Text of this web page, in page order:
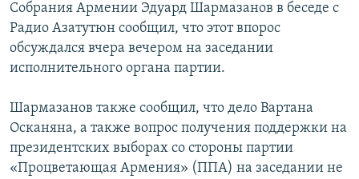
Собрания Армении Эдуард Шармазанов в беседе с
Радио Азатутюн сообщил, что этот впорос
обсуждался вчера вечером на заседании
исполнительного органа партии.
Шармазанов также сообщил, что дело Вартана
Осканяна, а также вопрос получения поддержки на
президентских выборах со стороны партии
«Процветающая Армения» (ППА) на заседании не